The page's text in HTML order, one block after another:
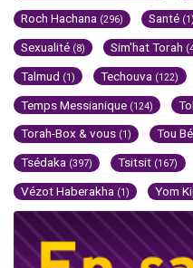
Roch Hachana (296) Santé (1)
Sexualité (8) Sim'hat Torah
Talmud (1) Techouva (122)
Temps Messianique (124)
Torah-Box & vous (1) Tou
Tsédaka (397) Tsitsit (167)
Vézot Haberakha (1) Yom